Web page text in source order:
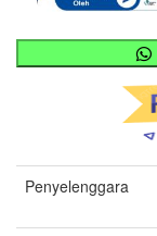
Penyelenggara